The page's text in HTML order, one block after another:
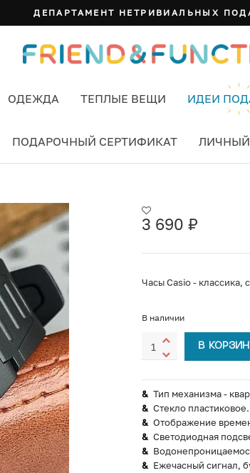
ДЕПАРТАМЕНТ НЕТРИВИАЛЬНЫХ
ОДЕЖДА ТЕПЛЫЕ ВЕЩИ ИДЕИ
ПОДАРОЧНЫЙ СЕРТИФИКАТ
3 690 ₽
Часы Casio - классика,
В наличии
В
Тип механизма -
Стекло пластиковое.
Отображение
Светодиодная
Ежечасный сигнал,